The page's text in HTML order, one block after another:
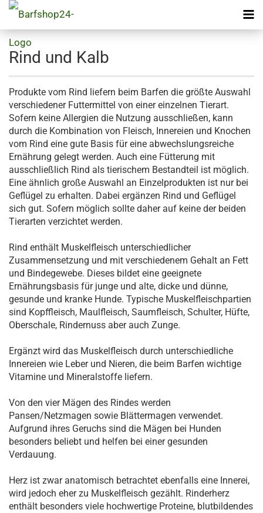
Rind und Kalb
Produkte vom Rind liefern beim Barfen die größte Auswahl
verschiedener Futtermittel von einer einzelnen Tierart.
Sofern keine Allergien die Nutzung ausschließen, kann
durch die Kombination von Fleisch, Innereien und Knochen
vom Rind eine gute Basis für eine abwechslungsreiche
Ernährung gelegt werden. Auch eine Fütterung mit
ausschließlich Rind als tierischem Bestandteil ist möglich.
Eine ähnlich große Auswahl an Einzelprodukten ist nur bei
Geflügel zu erhalten. Dabei ergänzen Rind und Geflügel
sich gut. Sofern möglich sollte daher auf keine der beiden
Tierarten verzichtet werden.
Rind enthält Muskelfleisch unterschiedlicher
Zusammensetzung und mit verschiedenem Gehalt an Fett
und Bindegewebe. Dieses bildet eine geeignete
Ernährungsbasis für junge und alte, dicke und dünne,
gesunde und kranke Hunde. Typische Muskelfleischpartien
sind Kopffleisch, Maulfleisch, Saumfleisch, Schulter, Hüfte,
Oberschale, Rindernuss aber auch Zunge.
Ergänzt wird das Muskelfleisch durch unterschiedliche
Innereien wie Leber und Nieren, die beim Barfen wichtige
Vitamine und Mineralstoffe liefern.
Von den vier Mägen des Rindes werden
Pansen/Netzmagen sowie Blättermagen verwendet.
Aufgrund ihres Geruchs sind die Mägen bei Hunden
besonders beliebt und helfen bei einer gesunden
Verdauung.
Herz ist zwar anatomisch betrachtet ebenfalls eine Innerei,
wird jedoch eher zu Muskelfleisch gezählt. Rinderherz
enthält besonders viele hochwertige Proteine, blutbildendes